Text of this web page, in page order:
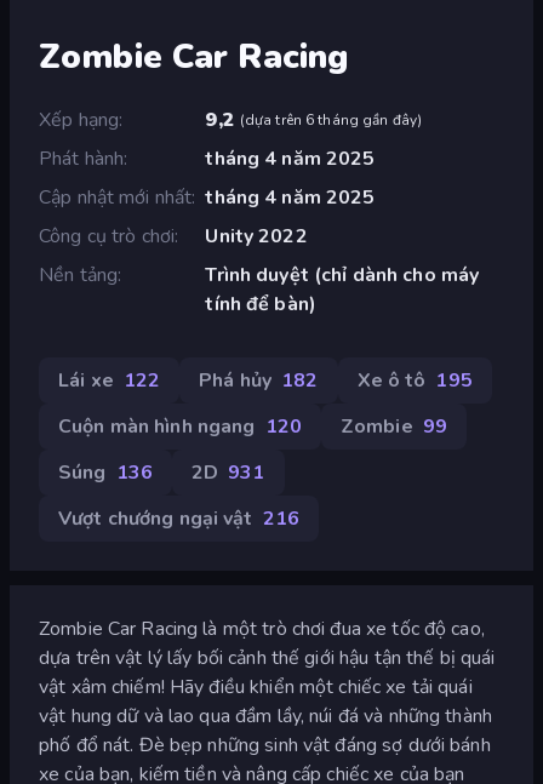
Zombie Car Racing
Xếp hạng 9,2 (dựa trên 6 tháng gần đây)
Phát hành
tháng 4 năm 2025
Cập nhật mới nhất tháng 4 năm 2025
Công cụ trò chơi
Unity 2022
Nền tảng
Trình duyệt (chỉ dành cho máy
tính để bàn)
Lái xe 122 Phá hủy 182 Xe ô tô 195
Cuộn màn hình ngang 120 Zombie 99
Súng 136 2D 931
Vượt chướng ngại vật 216
Zombie Car Racing là một trò chơi đua xe tốc độ cao,
dựa trên vật lý lấy bối cảnh thế giới hậu tận thế bị quái
vật xâm chiếm! Hãy điều khiển một chiếc xe tải quái
vật hung dữ và lao qua đầm lầy, núi đá và những thành
phố đổ nát. Đè bẹp những sinh vật đáng sợ dưới bánh
xe của bạn, kiếm tiền và nâng cấp chiếc xe của bạn